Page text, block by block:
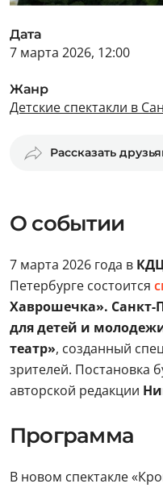
Дата
7 марта 2026, 12:00
Жанр
Детские спектакли в
Рассказать
О событии
7 марта 2026 года в
Петербурге состоится
Хаврошечка». Санкт-
для детей и
театр», созданный
зрителей. Постановка
авторской редакции
Программа
В новом спектакле